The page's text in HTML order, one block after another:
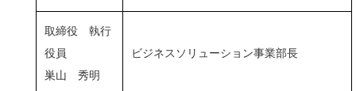
取締役 執行
役員
巣山 秀明
ビジネスソリューション事業部長